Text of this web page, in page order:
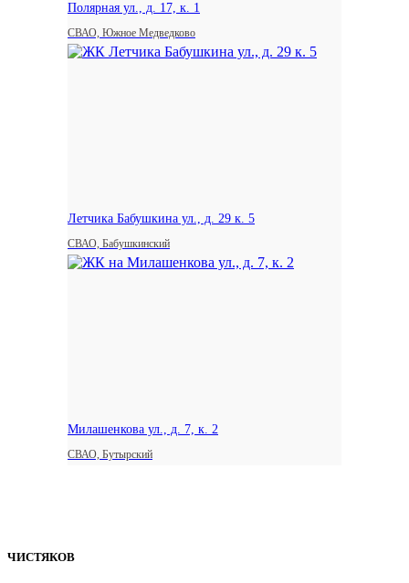
Полярная ул., д. 17, к. 1
СВАО, Южное Медведково
Летчика Бабушкина ул., д. 29 к. 5
СВАО, Бабушкинский
Милашенкова ул., д. 7, к. 2
СВАО, Бутырский
ЧИСТЯКОВ